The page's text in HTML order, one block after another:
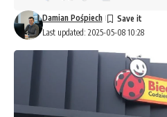
Last updated: 2025-05-08 10:28
Damian Pośpiech